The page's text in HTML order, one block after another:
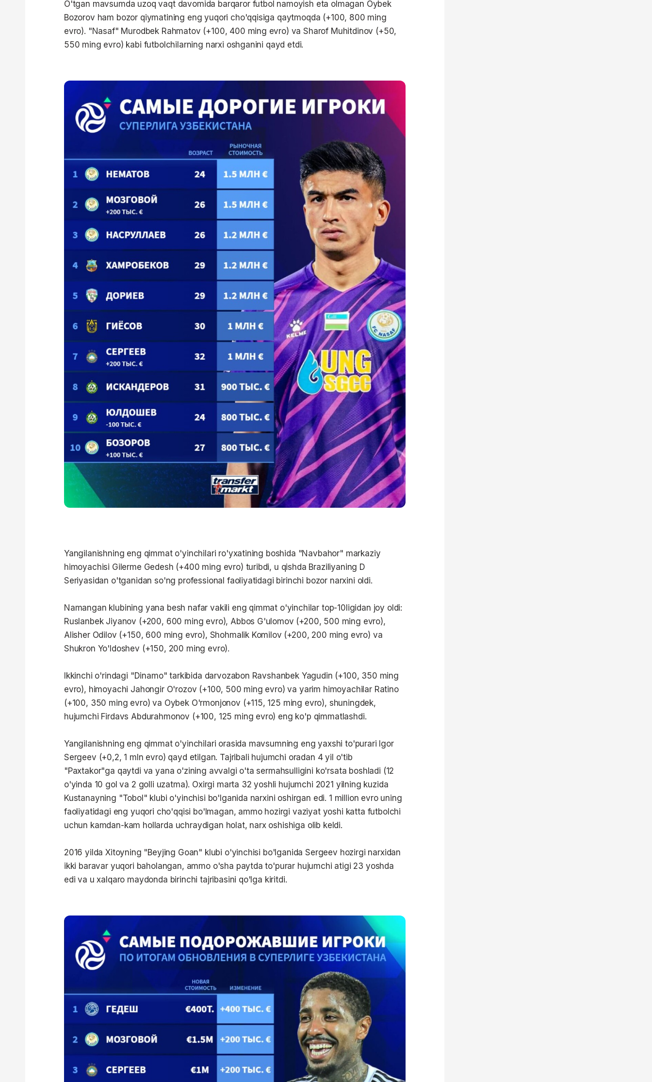
O'tgan mavsumda uzoq vaqt davomida barqaror futbol namoyish eta olmagan Oybek
Bozorov ham bozor qiymatining eng yuqori cho'qqisiga qaytmoqda (+100, 800 ming
evro). "Nasaf" Murodbek Rahmatov (+100, 400 ming evro) va Sharof Muhitdinov (+50,
550 ming evro) kabi futbolchilarning narxi oshganini qayd etdi.
Yangilanishning eng qimmat o'yinchilari ro'yxatining boshida "Navbahor" markaziy
himoyachisi Gilerme Gedesh (+400 ming evro) turibdi, u qishda Braziliyaning D
Seriyasidan o'tganidan so'ng professional faoliyatidagi birinchi bozor narxini oldi.
Namangan klubining yana besh nafar vakili eng qimmat o'yinchilar top-10ligidan joy oldi:
Ruslanbek Jiyanov (+200, 600 ming evro), Abbos G'ulomov (+200, 500 ming evro),
Alisher Odilov (+150, 600 ming evro), Shohmalik Komilov (+200, 200 ming evro) va
Shukron Yo'ldoshev (+150, 200 ming evro).
Ikkinchi o'rindagi "Dinamo" tarkibida darvozabon Ravshanbek Yagudin (+100, 350 ming
evro), himoyachi Jahongir O'rozov (+100, 500 ming evro) va yarim himoyachilar Ratino
(+100, 350 ming evro) va Oybek O'rmonjonov (+115, 125 ming evro), shuningdek,
hujumchi Firdavs Abdurahmonov (+100, 125 ming evro) eng ko'p qimmatlashdi.
Yangilanishning eng qimmat o'yinchilari orasida mavsumning eng yaxshi to'purari Igor
Sergeev (+0,2, 1 mln evro) qayd etilgan. Tajribali hujumchi oradan 4 yil o'tib
"Paxtakor"ga qaytdi va yana o'zining avvalgi o'ta sermahsulligini ko'rsata boshladi (12
o'yinda 10 gol va 2 golli uzatma). Oxirgi marta 32 yoshli hujumchi 2021 yilning kuzida
Kustanayning "Tobol" klubi o'yinchisi bo'lganida narxini oshirgan edi. 1 million evro uning
faoliyatidagi eng yuqori cho'qqisi bo'lmagan, ammo hozirgi vaziyat yoshi katta futbolchi
uchun kamdan-kam hollarda uchraydigan holat, narx oshishiga olib keldi.
2016 yilda Xitoyning "Beyjing Goan" klubi o'yinchisi bo'lganida Sergeev hozirgi narxidan
ikki baravar yuqori baholangan, ammo o'sha paytda to'purar hujumchi atigi 23 yoshda
edi va u xalqaro maydonda birinchi tajribasini qo'lga kiritdi.